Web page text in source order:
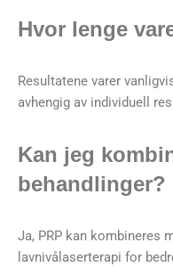
Hvor lenge
Resultatene varer
avhengig av individuell
Kan jeg
behandlinger?
Ja, PRP kan kombineres
lavnivålaserterapi for